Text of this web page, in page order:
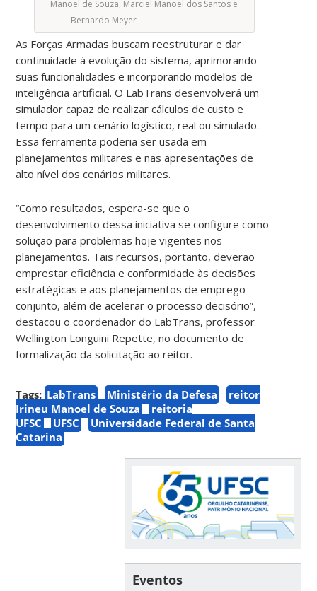
Manoel de Souza, Marciel Manoel dos Santos e
Bernardo Meyer
As Forças Armadas buscam reestruturar e dar
continuidade à evolução do sistema, aprimorando
suas funcionalidades e incorporando modelos de
inteligência artificial. O LabTrans desenvolverá um
simulador capaz de realizar cálculos de custo e
tempo para um cenário logístico, real ou simulado.
Essa ferramenta poderia ser usada em
planejamentos militares e nas apresentações de
alto nível dos cenários militares.
“Como resultados, espera-se que o
desenvolvimento dessa iniciativa se configure como
solução para problemas hoje vigentes nos
planejamentos. Tais recursos, portanto, deverão
emprestar eficiência e conformidade às decisões
estratégicas e aos planejamentos de emprego
conjunto, além de acelerar o processo decisório”,
destacou o coordenador do LabTrans, professor
Wellington Longuini Repette, no documento de
formalização da solicitação ao reitor.
Tags: LabTrans Ministério da Defesa
reitor
Irineu Manoel de Souza
reitoria
UFSC
UFSC
Universidade Federal de Santa
Catarina
Eventos